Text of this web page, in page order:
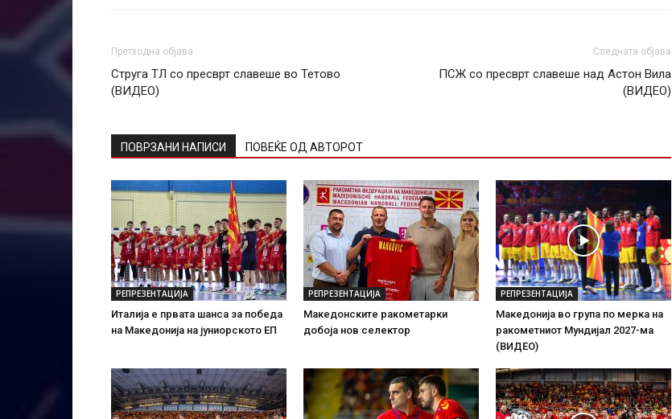
Претходна објава
Струга ТЛ со пресврт славеше во Тетово
(ВИДЕО)
Следната објава
ПСЖ со пресврт славеше над Астон Вила
(ВИДЕО)
ПОВРЗАНИ НАПИСИ ПОВЕЌЕ ОД АВТОРОТ
РЕПРЕЗЕНТАЦИЈА
Италија е првата шанса за победа
на Македонија на јуниорското ЕП
РЕПРЕЗЕНТАЦИЈА
Македонските ракометарки
добоја нов селектор
РЕПРЕЗЕНТАЦИЈА
Македонија во група по мерка на
ракометниот Мундијал 2027-ма
(ВИДЕО)